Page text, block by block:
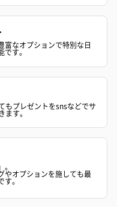
ル＆ハン
ツ）
シャワージェ
ドクリーム（
ッシュローズ
富なオプションで特別な日
です。
もプレゼントをsnsなどでサ
ます。
やオプションを施しても最
す。